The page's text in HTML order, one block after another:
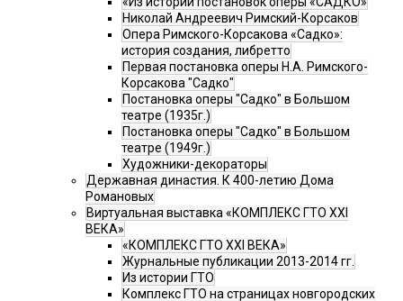
Николай Андреевич Римский-Корсаков
Опера Римского-Корсакова «Садко»:
история создания, либретто
Первая постановка оперы Н.А. Римского-
Корсакова "Садко"
Постановка оперы "Садко" в Большом
театре (1935г.)
Постановка оперы "Садко" в Большом
театре (1949г.)
Художники-декораторы
Державная династия. К 400-летию Дома
Романовых
Виртуальная выставка «КОМПЛЕКС ГТО XXI
ВЕКА»
«КОМПЛЕКС ГТО XXI ВЕКА»
Журнальные публикации 2013-2014 гг.
Из истории ГТО
Комплекс ГТО на страницах новгородских